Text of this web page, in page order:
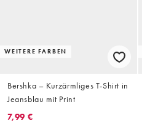
WEITERE FARBEN
Bershka – Kurzärmliges T-Shirt in
Jeansblau mit Print
7,99 €